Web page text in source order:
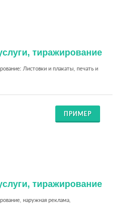
тиражирование
Листовки и плакаты, печать и
ПРИМЕР
тиражирование
наружная реклама,